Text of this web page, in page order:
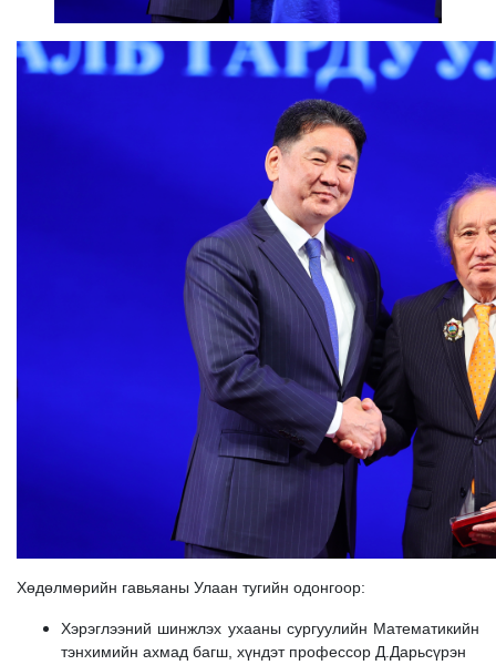
Хөдөлмөрийн гавьяаны Улаан тугийн одонгоор:
Хэрэглээний шинжлэх ухааны сургуулийн Математикийн
тэнхимийн ахмад багш, хүндэт профессор Д.Дарьсүрэн